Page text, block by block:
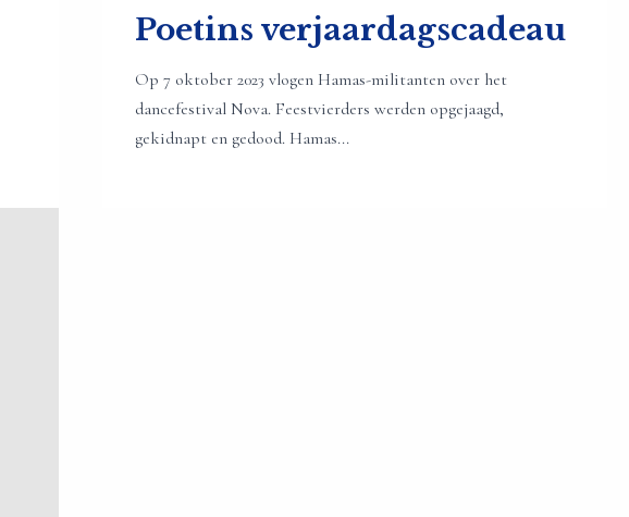
Poetins verjaardagscadeau
Op 7 oktober 2023 vlogen Hamas-militanten over het
dancefestival Nova. Feestvierders werden opgejaagd,
gekidnapt en gedood. Hamas...